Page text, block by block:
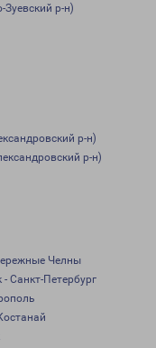
р-н)
р-н)
р-н)
Челны
Санкт-Петербург